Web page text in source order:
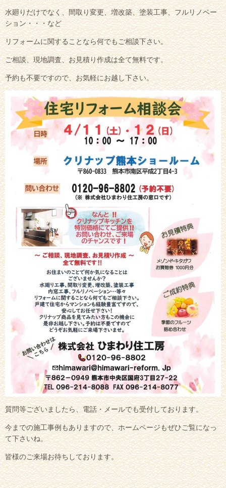
水廻りだけでなく、間取り変更、増改築、塗装工事、フルリノベー
ション・・・など
リフォームに関することなら何でもご相談下さい。
ご相談、現地調査、お見積り作成は全て無料です。
予約も不要ですので、お気軽にお越し下さい。
質問等ございましたら、電話・メールでも受付しております。
今までの施工事例もありますので、ホームページもぜひご覧になっ
て下さいね。
皆様のご来場お待ちしております。